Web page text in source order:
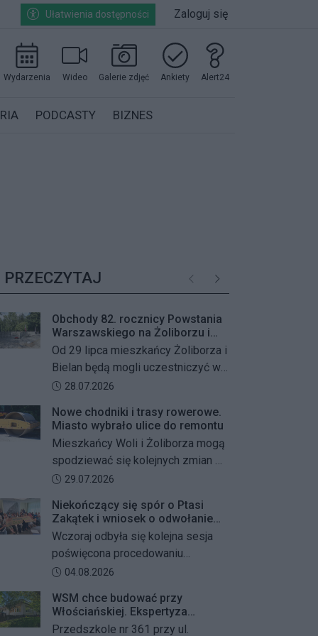
Ułatwienia dostępności Zaloguj się
Wydarzenia Wideo Galerie zdjęć Ankiety Alert24
PODCASTY BIZNES
PRZECZYTAJ PoprzednieNastępne
Obchody 82. rocznicy Powstania
Warszawskiego na Żoliborzu i
Bielanach
Od 29 lipca mieszkańcy Żoliborza i
Bielan będą mogli uczestniczyć w
szeregu kolejnych wydarzeń
Powstania Warszawskiego oraz
żołnierzy Armii Krajowej Obwodu
„Żywiciel”. W programie znalazły
się akcje porządkowania miejsc
pamięci, uroczystości patriotyczne,
spotkania z powstańcami oraz
wspólne oddanie hołdu bohaterom
Data dodania artykułu:
28.07.2026
Nowe chodniki i trasy rowerowe.
Miasto wybrało ulice do remontu
Mieszkańcy Woli i Żoliborza mogą
spodziewać się kolejnych zmian w
miejskiej przestrzeni. Warszawa
dróg dla rowerów na kilku ważnych
ulicach obu dzielnic. Wykonawcy
mają zostać wybrani w przetargu, a
wszystkie prace mają zakończyć
się jeszcze w tym roku.
Data dodania artykułu:
29.07.2026
Niekończący się spór o Ptasi
Zakątek i wniosek o odwołanie
przewodniczącego Rady
Dzielnicy
Wczoraj odbyła się kolejna sesja
poświęcona procedowaniu
obywatelskiego projektu uchwały
zaniechania budowy zespołu
przedszkolno-żłobkowego przy ul.
Data dodania artykułu:
04.08.2026
WSM chce budować przy
Włościańskiej. Ekspertyza
wykazała problemy z gruntem
Przedszkole nr 361 przy ul.